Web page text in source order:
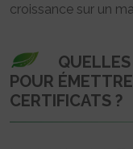
croissance sur un
POUR
CERTIFICATS ?